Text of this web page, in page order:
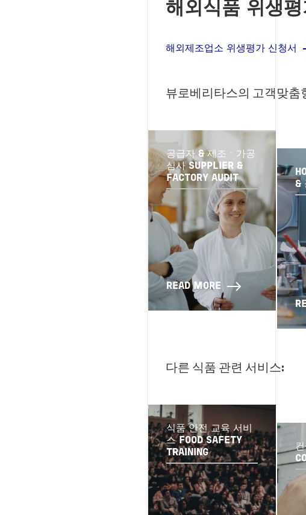
해외식품 위생
해외제조업소 위생평가 신청서
뷰로베리타스의 고객맞춤
공급자 & 제조ㆍ가공
심사 SUPPLIER &
FACTORY AUDIT
READ MORE
&
다른 식품 관련 서비스:
식품 안전 교육 서비
스 FOOD SAFETY
TRAINING